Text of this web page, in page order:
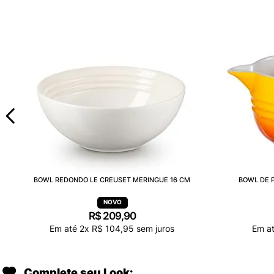
BOWL REDONDO LE CREUSET MERINGUE 16 CM
R$ 209,90
Em até 2x R$ 104,95 sem juros
BOWL DE
Em